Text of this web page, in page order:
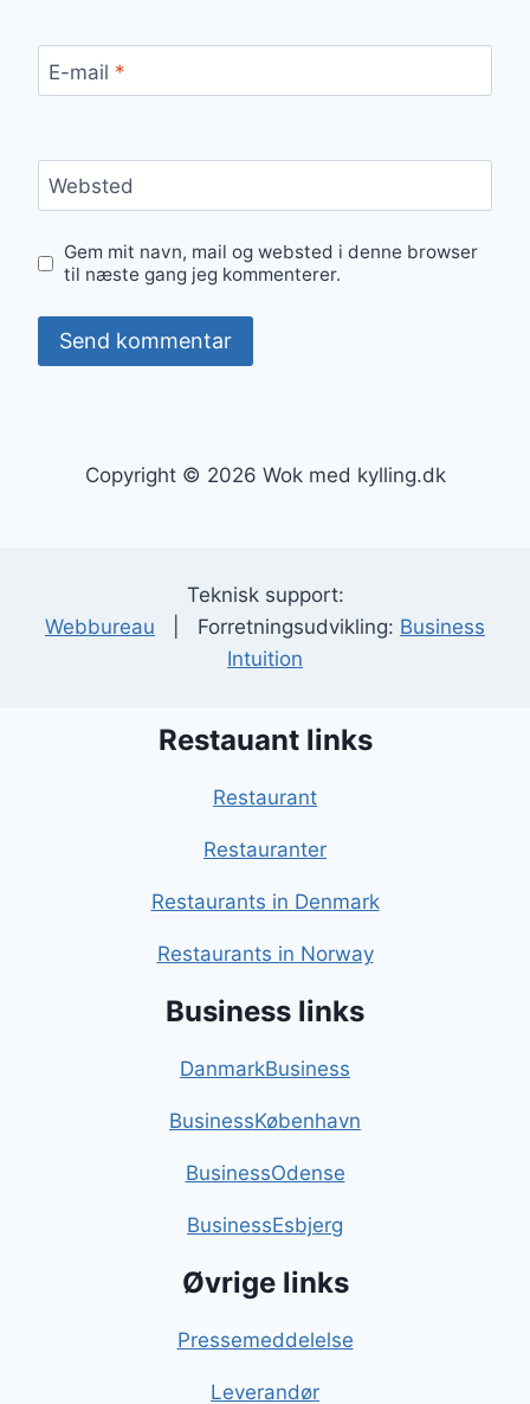
E-mail *
Websted
Gem mit navn, mail og websted i denne browser
til næste gang jeg kommenterer.
Copyright © 2026 Wok med kylling.dk
Teknisk support:
Webbureau | Forretningsudvikling: Business
Intuition
Restauant links
Restaurant
Restauranter
Restaurants in Denmark
Restaurants in Norway
Business links
DanmarkBusiness
BusinessKøbenhavn
BusinessOdense
BusinessEsbjerg
Øvrige links
Pressemeddelelse
Leverandør